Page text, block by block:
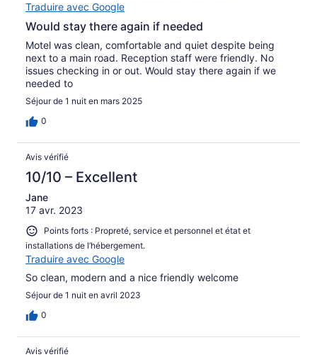
Traduire avec Google
Would stay there again if needed
Motel was clean, comfortable and quiet despite being
next to a main road. Reception staff were friendly. No
issues checking in or out. Would stay there again if we
needed to
Séjour de 1 nuit en mars 2025
0
Avis vérifié
10/10 – Excellent
Jane
17 avr. 2023
Points forts : Propreté, service et personnel et état et
installations de l’hébergement.
Traduire avec Google
So clean, modern and a nice friendly welcome
Séjour de 1 nuit en avril 2023
0
Avis vérifié